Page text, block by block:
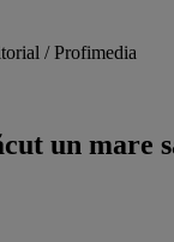
/ Profimedia
un mare